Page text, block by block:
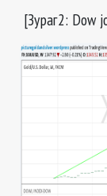
[Зураг2: Dow